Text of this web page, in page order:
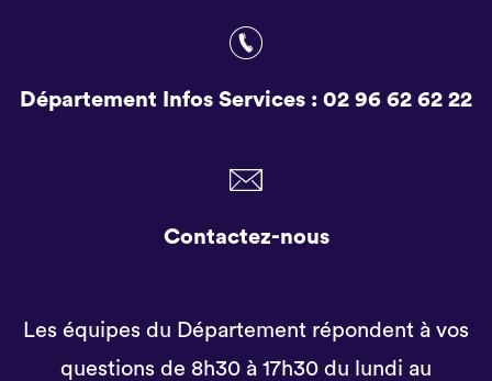
Département Infos Services : 02 96 62 62 22
Contactez-nous
Les équipes du Département répondent à vos
questions de 8h30 à 17h30 du lundi au